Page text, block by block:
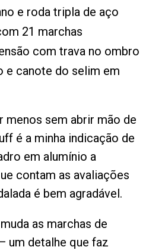
e roda tripla de aço
21 marchas
com trava no ombro
e canote do selim em
menos sem abrir mão de
é a minha indicação de
em alumínio a
contam as avaliações
é bem agradável.
as marchas de
um detalhe que faz